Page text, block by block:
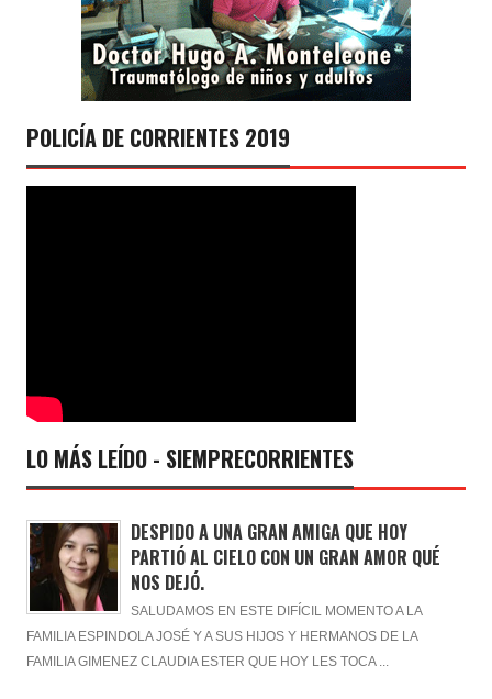
POLICÍA DE CORRIENTES 2019
LO MÁS LEÍDO - SIEMPRECORRIENTES
DESPIDO A UNA GRAN AMIGA QUE HOY
PARTIÓ AL CIELO CON UN GRAN AMOR QUÉ
NOS DEJÓ.
SALUDAMOS EN ESTE DIFÍCIL MOMENTO A LA
FAMILIA ESPINDOLA JOSÉ Y A SUS HIJOS Y HERMANOS DE LA
FAMILIA GIMENEZ CLAUDIA ESTER QUE HOY LES TOCA ...